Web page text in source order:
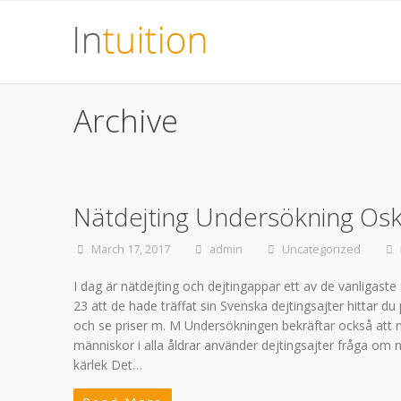
Archive
Nätdejting Undersökning
March 17, 2017 admin Uncategorized
I dag är nätdejting och dejtingappar ett av de
23 att de hade träffat sin Svenska dejtingsajter hittar
och se priser m. M Undersökningen bekräftar också
människor i alla åldrar använder dejtingsajter fråga
kärlek Det…